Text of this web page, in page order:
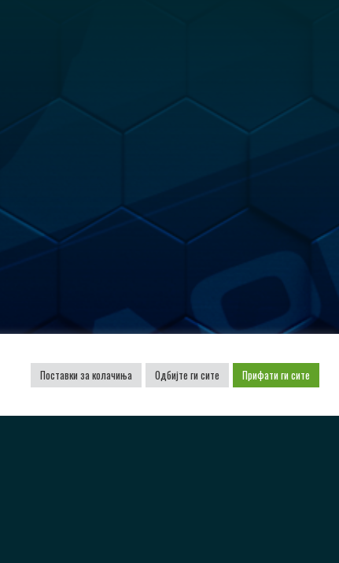
Поставки за колачиња Одбијте ги сите Прифати ги сите